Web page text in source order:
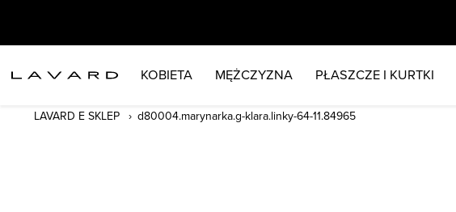
KOBIETA MĘŻCZYZNA PŁASZCZE I KURTKI
LAVARD E SKLEP d80004.marynarka.g-klara.linky-64-11.84965